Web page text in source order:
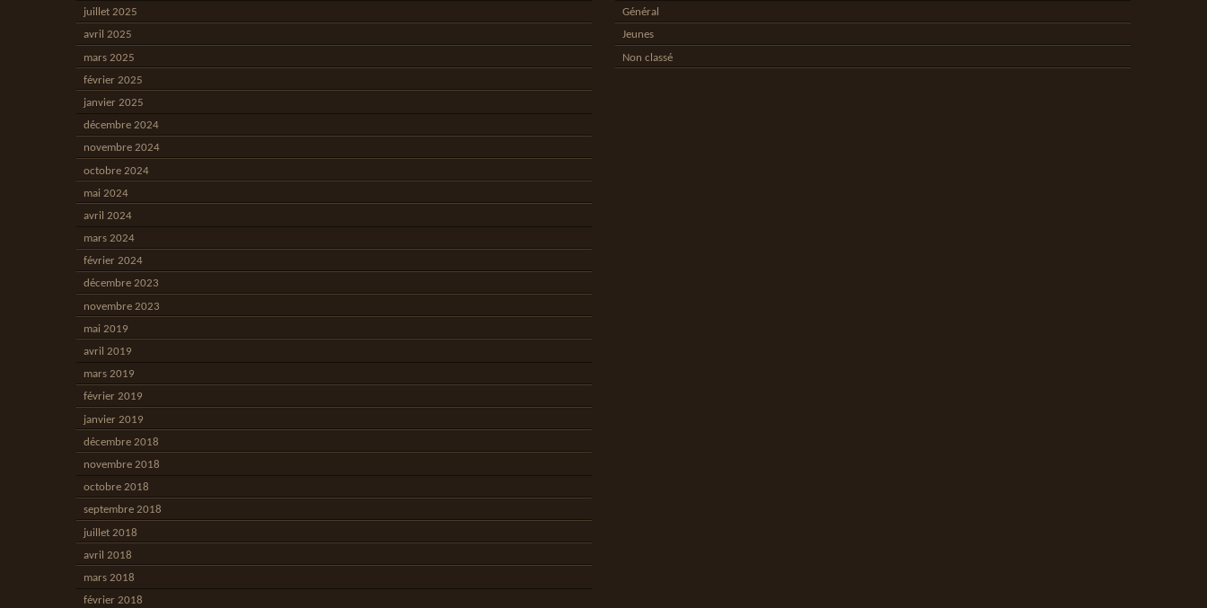
juillet 2025
avril 2025
mars 2025
février 2025
janvier 2025
décembre 2024
novembre 2024
octobre 2024
mai 2024
avril 2024
mars 2024
février 2024
décembre 2023
novembre 2023
mai 2019
avril 2019
mars 2019
février 2019
janvier 2019
décembre 2018
novembre 2018
octobre 2018
septembre 2018
juillet 2018
avril 2018
mars 2018
février 2018
Général
Jeunes
Non classé